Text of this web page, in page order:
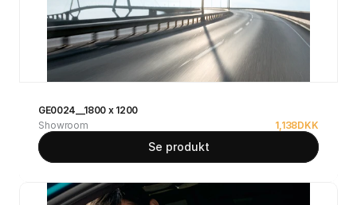
GE0024__1800 x 1200
Showroom
1,138DKK
Se produkt